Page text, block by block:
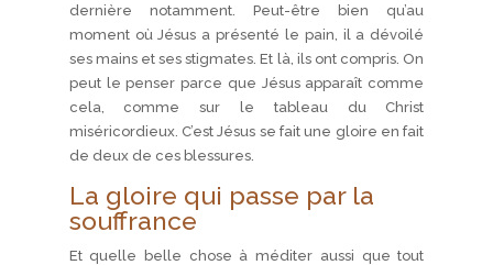
dernière notamment. Peut-être bien qu’au
moment où Jésus a présenté le pain, il a dévoilé
ses mains et ses stigmates. Et là, ils ont compris. On
peut le penser parce que Jésus apparaît comme
cela, comme sur le tableau du Christ
miséricordieux. C’est Jésus se fait une gloire en fait
de deux de ces blessures.
La gloire qui passe par la
souffrance
Et quelle belle chose à méditer aussi que tout